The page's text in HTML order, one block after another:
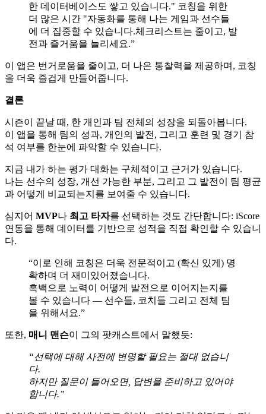
한 데이터베이스도 쌓고 있습니다." 코칭을 위한
더 많은 시간 "자동화를 통해 나는 게임과 선수들
에 더 집중할 수 있습니다.체크리스트는 줄이고, 발
전과 즐거움을 늘리세요.”
이 앱은 번거로움을 줄이고, 더 나은 통찰력을 제공하며, 코칭
을 더욱 즐겁게 만들어줍니다.
결론
시즌이 끝날 때, 한 개인과 팀 전체의 성장을 되돌아봅니다.
이 앱을 통해 팀의 성과, 개인의 발전, 그리고 훈련 및 경기 참
석 여부를 한눈에 파악할 수 있습니다.
지금 내가 하는 평가 대화는 구체적이고 근거가 있습니다.
나는 선수의 성장, 개선 가능한 부분, 그리고 그 발전이 팀 평균
과 어떻게 비교되는지를 보여줄 수 있습니다.
심지어 MVP나 최고 타자를 선택하는 것도 간단합니다: iScore
연동을 통해 데이터를 기반으로 성적을 직접 확인할 수 있습니
다.
“이로 인해 코칭은 더욱 전문적이고 (확신 있게) 명
확하며 더 재미있어졌습니다.
흑백으로 노력이 어떻게 발전으로 이어지는지를
볼 수 있습니다 — 선수들, 코치들 그리고 전체 팀
을 위해서요.”
또한, 매니 맨슨이 그의 팟캐스트에서 말했듯:
“선택에 대해 사전에 변명할 필요는 절대 없습니
다.
하지만 질문이 들어오면, 답변을 준비하고 있어야
합니다.”